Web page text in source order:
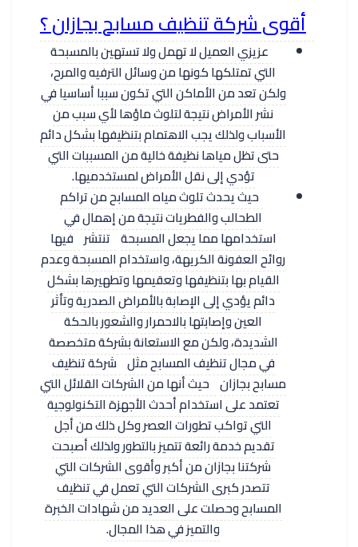
أقوى شركة تنظيف مسابح بجازان ؟
عزيزي العميل لا تهمل ولا تستهين بالمسبحة
التي تمتلكها كونها من وسائل الترفيه والمرح،
ولكن تعد من الأماكن التي تكون سببا أساسيا في
نشر الأمراض نتيجة لتلوث ماؤها لأي سبب من
الأسباب ولذلك يجب الاهتمام بتنظيفها بشكل دائم
حتى تظل مياها نظيفة خالية من المسببات التي
تؤدي إلى نقل الأمراض لمستخدميها.
حيث يحدث تلوث مياه المسابح من تراكم
الطحالب والفطريات نتيجة من إهمال في
استخدامها مما يجعل المسبحة تنتشر فيها
روائح العفونة الكريهة، واستخدام المسبحة وعدم
القيام بها بتنظيفها وتعقيمها وتطهيرها بشكل
دائم يؤدي إلى الإصابة بالأمراض الصدرية وتأثر
العين وإصابتها بالاحمرار والشعور بالحكة
الشديدة، ولكن مع الاستعانة بشركة متخصصة
في مجال تنظيف المسابح مثل شركة تنظيف
مسابح بجازان حيث أنها من الشركات القلائل التي
تعتمد على استخدام أحدث الأجهزة التكنولوجية
التي تواكب تطورات العصر وكل ذلك من أجل
تقديم خدمة رائعة تتميز بالتطور ولذلك أصبحت
شركتنا بجازان من أكبر وأقوى الشركات التي
تتصدر كبرى الشركات التي تعمل في تنظيف
المسابح وحصلت على العديد من شهادات الخبرة
والتميز في هذا المجال.